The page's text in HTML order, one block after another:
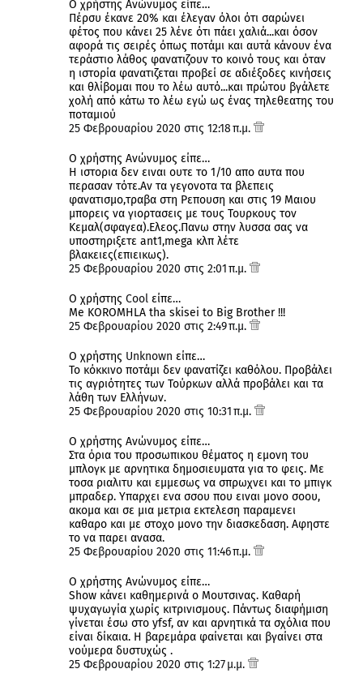
Ο χρήστης Ανώνυμος είπε…
Πέρσυ έκανε 20% και έλεγαν όλοι ότι σαρώνει
φέτος που κάνει 25 λένε ότι πάει χαλιά...και όσον
αφορά τις σειρές όπως ποτάμι και αυτά κάνουν ένα
τεράστιο λάθος φανατιζουν το κοινό τους και όταν
η ιστορία φανατιζεται προβεί σε αδιέξοδες κινήσεις
και θλίβομαι που το λέω αυτό...και πρώτου βγάλετε
χολή από κάτω το λέω εγώ ως ένας τηλεθεατης του
ποταμιού
25 Φεβρουαρίου 2020 στις 12:18 π.μ.
Ο χρήστης Ανώνυμος είπε…
Η ιστορια δεν ειναι ουτε το 1/10 απο αυτα που
περασαν τότε.Αν τα γεγονοτα τα βλεπεις
φανατισμο,τραβα στη Ρεπουση και στις 19 Μαιου
μπορεις να γιορτασεις με τους Τουρκους τον
Κεμαλ(σφαγεα).Ελεος.Πανω στην λυσσα σας να
υποστηριξετε ant1,mega κλπ λέτε
βλακειες(επιεικως).
25 Φεβρουαρίου 2020 στις 2:01 π.μ.
Ο χρήστης Cool είπε…
Me KOROMHLA tha skisei to Big Brother !!!
25 Φεβρουαρίου 2020 στις 2:49 π.μ.
Ο χρήστης Unknown είπε…
Το κόκκινο ποτάμι δεν φανατίζει καθόλου. Προβάλει
τις αγριότητες των Τούρκων αλλά προβάλει και τα
λάθη των Ελλήνων.
25 Φεβρουαρίου 2020 στις 10:31 π.μ.
Ο χρήστης Ανώνυμος είπε…
Στα όρια του προσωπικου θέματος η εμονη του
μπλογκ με αρνητικα δημοσιευματα για το φεις. Με
τοσα ριαλιτυ και εμμεσως να σπρωχνει και το μπιγκ
μπραδερ. Υπαρχει ενα σσου που ειναι μονο σοου,
ακομα και σε μια μετρια εκτελεση παραμενει
καθαρο και με στοχο μονο την διασκεδαση. Αφηστε
το να παρει ανασα.
25 Φεβρουαρίου 2020 στις 11:46 π.μ.
Ο χρήστης Ανώνυμος είπε…
Show κάνει καθημερινά ο Μουτσινας. Καθαρή
ψυχαγωγία χωρίς κιτρινισμους. Πάντως διαφήμιση
γίνεται έσω στο yfsf, αν και αρνητικά τα σχόλια που
είναι δίκαια. Η βαρεμάρα φαίνεται και βγαίνει στα
νούμερα δυστυχώς .
25 Φεβρουαρίου 2020 στις 1:27 μ.μ.